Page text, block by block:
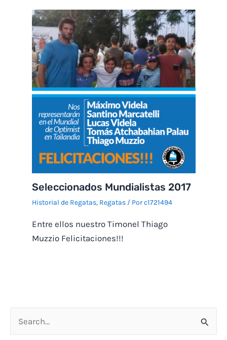
Seleccionados Mundialistas 2017
Historial de Regatas, Regatas/ Porc1721494
Entre ellos nuestro Timonel Thiago
Muzzio Felicitaciones!!!